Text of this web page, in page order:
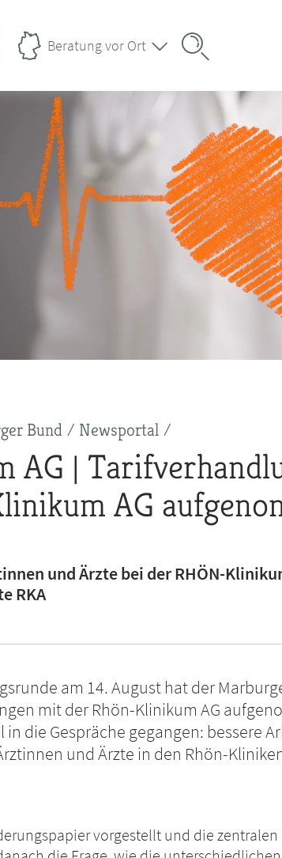
Beratung vor Ort
Bund Newsportal
AG |
AG
und Ärzte bei der RHÖN-
RKA
am 14. August hat der
mit der Rhön-Klinikum AG
die Gespräche gegangen: bessere
und Ärzte in den Rhön-
vorgestellt und die zentralen